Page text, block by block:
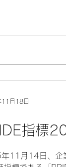
指標
11月14日、企
月18日